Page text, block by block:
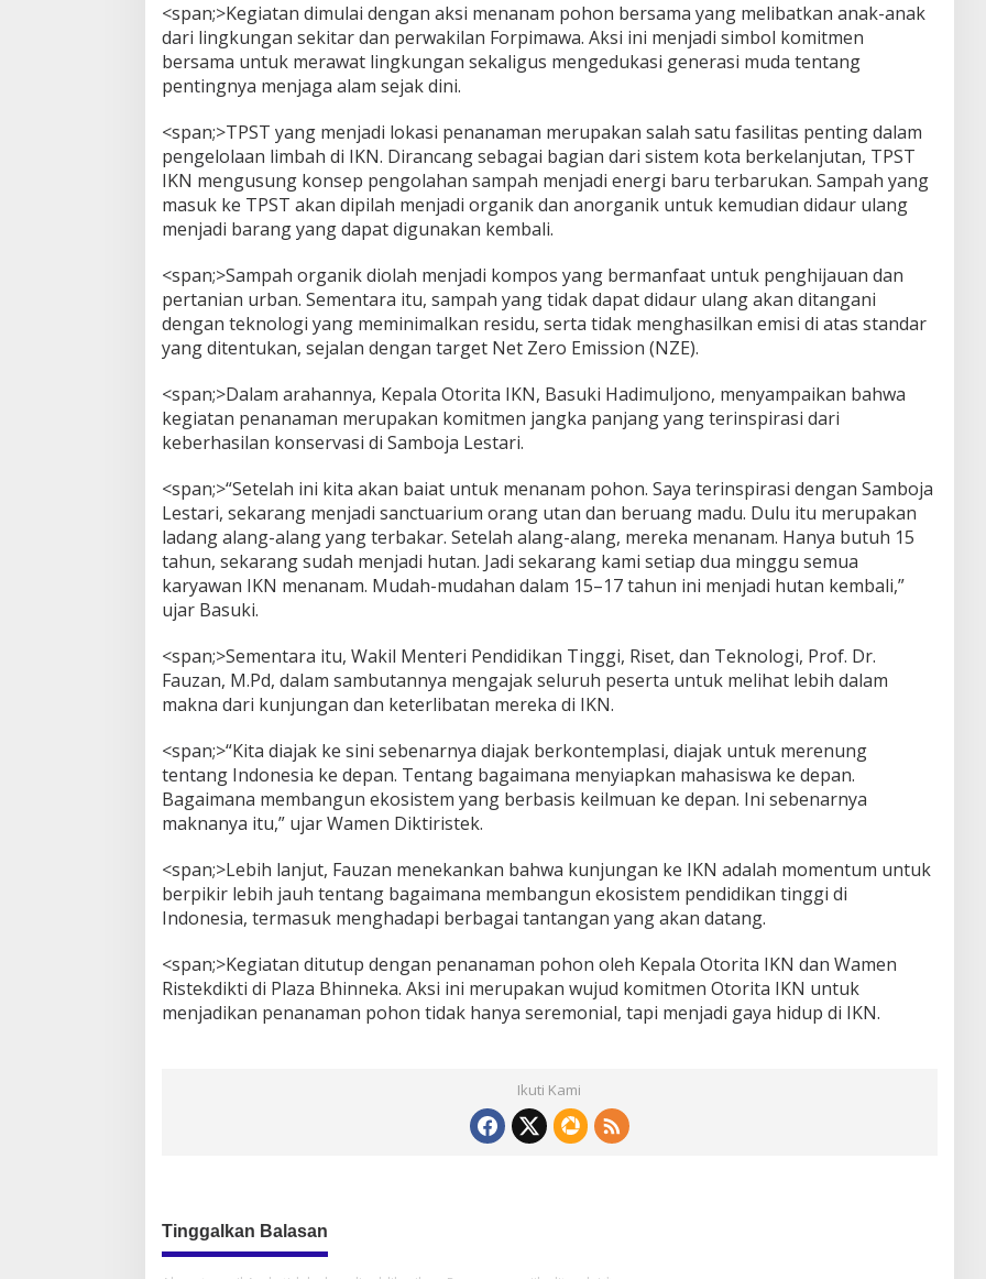
<span;>Kegiatan dimulai dengan aksi menanam pohon bersama yang melibatkan anak-anak
dari lingkungan sekitar dan perwakilan Forpimawa. Aksi ini menjadi simbol komitmen
bersama untuk merawat lingkungan sekaligus mengedukasi generasi muda tentang
pentingnya menjaga alam sejak dini.
<span;>TPST yang menjadi lokasi penanaman merupakan salah satu fasilitas penting dalam
pengelolaan limbah di IKN. Dirancang sebagai bagian dari sistem kota berkelanjutan, TPST
IKN mengusung konsep pengolahan sampah menjadi energi baru terbarukan. Sampah yang
masuk ke TPST akan dipilah menjadi organik dan anorganik untuk kemudian didaur ulang
menjadi barang yang dapat digunakan kembali.
<span;>Sampah organik diolah menjadi kompos yang bermanfaat untuk penghijauan dan
pertanian urban. Sementara itu, sampah yang tidak dapat didaur ulang akan ditangani
dengan teknologi yang meminimalkan residu, serta tidak menghasilkan emisi di atas standar
yang ditentukan, sejalan dengan target Net Zero Emission (NZE).
<span;>Dalam arahannya, Kepala Otorita IKN, Basuki Hadimuljono, menyampaikan bahwa
kegiatan penanaman merupakan komitmen jangka panjang yang terinspirasi dari
keberhasilan konservasi di Samboja Lestari.
<span;>“Setelah ini kita akan baiat untuk menanam pohon. Saya terinspirasi dengan Samboja
Lestari, sekarang menjadi sanctuarium orang utan dan beruang madu. Dulu itu merupakan
ladang alang-alang yang terbakar. Setelah alang-alang, mereka menanam. Hanya butuh 15
tahun, sekarang sudah menjadi hutan. Jadi sekarang kami setiap dua minggu semua
karyawan IKN menanam. Mudah-mudahan dalam 15–17 tahun ini menjadi hutan kembali,”
ujar Basuki.
<span;>Sementara itu, Wakil Menteri Pendidikan Tinggi, Riset, dan Teknologi, Prof. Dr.
Fauzan, M.Pd, dalam sambutannya mengajak seluruh peserta untuk melihat lebih dalam
makna dari kunjungan dan keterlibatan mereka di IKN.
<span;>“Kita diajak ke sini sebenarnya diajak berkontemplasi, diajak untuk merenung
tentang Indonesia ke depan. Tentang bagaimana menyiapkan mahasiswa ke depan.
Bagaimana membangun ekosistem yang berbasis keilmuan ke depan. Ini sebenarnya
maknanya itu,” ujar Wamen Diktiristek.
<span;>Lebih lanjut, Fauzan menekankan bahwa kunjungan ke IKN adalah momentum untuk
berpikir lebih jauh tentang bagaimana membangun ekosistem pendidikan tinggi di
Indonesia, termasuk menghadapi berbagai tantangan yang akan datang.
<span;>Kegiatan ditutup dengan penanaman pohon oleh Kepala Otorita IKN dan Wamen
Ristekdikti di Plaza Bhinneka. Aksi ini merupakan wujud komitmen Otorita IKN untuk
menjadikan penanaman pohon tidak hanya seremonial, tapi menjadi gaya hidup di IKN.
Ikuti Kami
Tinggalkan Balasan